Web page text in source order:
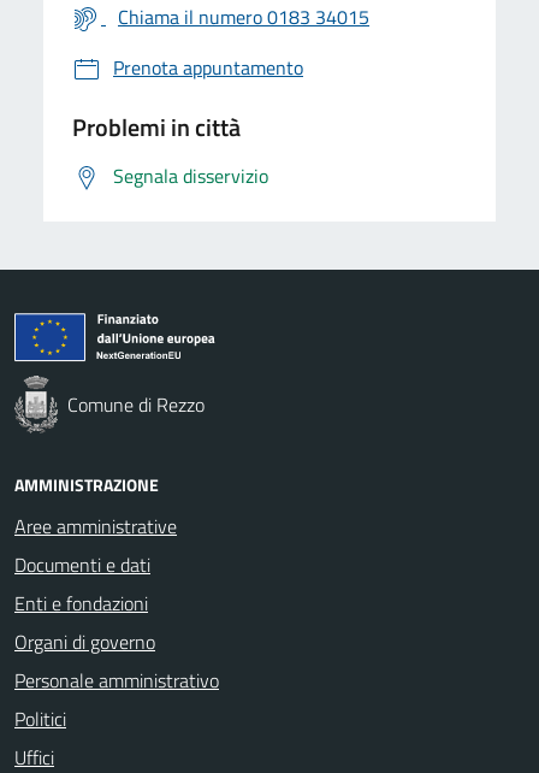
Chiama il numero 0183 34015
Prenota appuntamento
Problemi in città
Segnala disservizio
Comune di Rezzo
AMMINISTRAZIONE
Aree amministrative
Documenti e dati
Enti e fondazioni
Organi di governo
Personale amministrativo
Politici
Uffici